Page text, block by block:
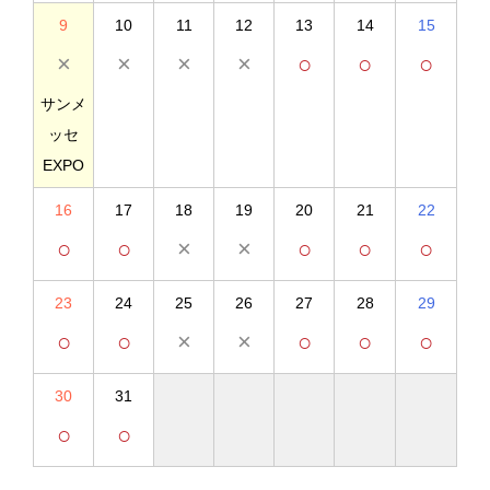
9
×
サンメ
ッセ
EXPO
10
×
11
×
12
×
13
○
14
○
15
○
16
○
17
○
18
×
19
×
20
○
21
○
22
○
23
○
24
○
25
×
26
×
27
○
28
○
29
○
30
○
31
○